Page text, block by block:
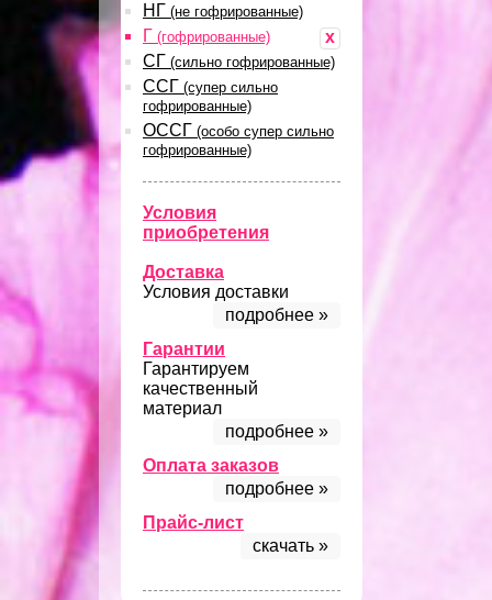
НГ (не гофрированные)
x
Г (гофрированные)
СГ (сильно гофрированные)
ССГ (супер сильно
гофрированные)
ОССГ (особо супер сильно
гофрированные)
Условия
приобретения
Доставка
Условия доставки
подробнее »
Гарантии
Гарантируем
качественный
материал
подробнее »
Оплата заказов
подробнее »
Прайс-лист
скачать »